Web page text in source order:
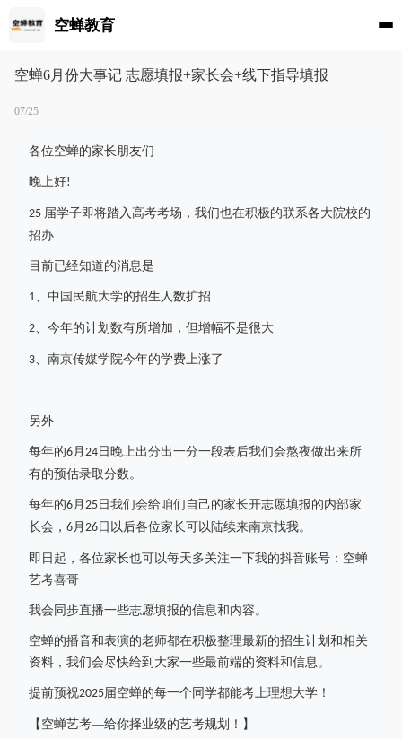
空蝉教育
空蝉6月份大事记 志愿填报+家长会+线下指导填报
07/25
各位空蝉的家长朋友们
晚上好!
25 届学子即将踏入高考考场，我们也在积极的联系各大院校的
招办
目前已经知道的消息是
1、中国民航大学的招生人数扩招
2、今年的计划数有所增加，但增幅不是很大
3、南京传媒学院今年的学费上涨了
另外
每年的6月 24 日晚上出分出一分一段表后我们会熬夜做出来所
有的预估录取分数。
每年的6月 25 日我们会给咱们自己的家长开志愿填报的内部家
长会， 6月 26 日以后各位家长可以陆续来南京找我。
即日起，各位家长也可以每天多关注一下我的抖音账号：空蝉
艺考喜哥
我会同步直播一些志愿填报的信息和内容。
空蝉的播音和表演的老师都在积极整理最新的招生计划和相关
资料，我们会尽快给到大家一些最前端的资料和信息。
提前预祝2025届空蝉的每一个同学都能考上理想大学！
【空蝉艺考—给你择业级的艺考规划！】